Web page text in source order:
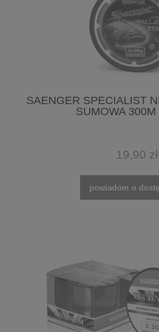
SAENGER SPECIALIST
SUMOWA
19,90 zł
powiadom o